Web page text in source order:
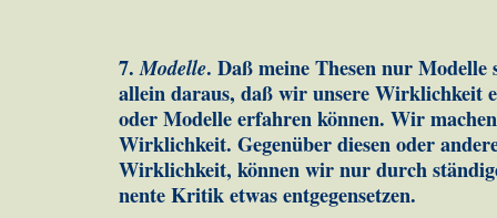
7.Modelle. Daß meine Thesen nur Modelle
allein daraus, daß wir unsere Wirk­lichkeit
oder Modelle erfahren kön­nen. Wir
Wirklichkeit. Gegenüber diesen oder
Wirklichkeit, können wir nur durch
nente Kritik etwas ent­ge­gen­setzen.